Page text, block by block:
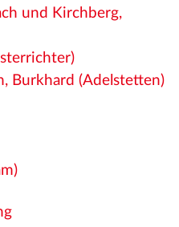
und Kirchberg,
Burkhard (Adelstetten)